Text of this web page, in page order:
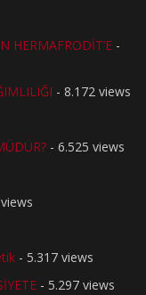
HERMAFRODİT’E -
- 8.172 views
- 6.525 views
- 5.317 views
- 5.297 views